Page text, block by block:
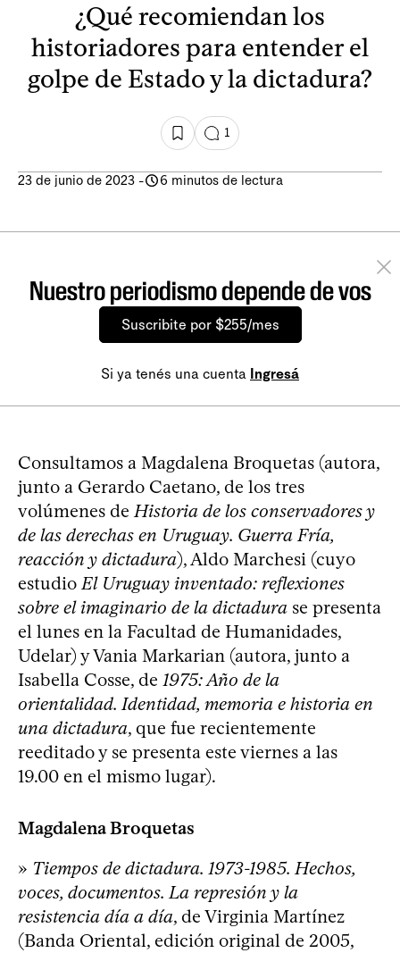
¿Qué recomiendan los
historiadores para entender el
golpe de Estado y la dictadura?
1
23 de junio de 2023 - 6 minutos de lectura
Nuestro periodismo depende de vos
Suscribite por $255/mes
Si ya tenés una cuenta Ingresá
Consultamos a Magdalena Broquetas (autora,
junto a Gerardo Caetano, de los tres
volúmenes deHistoria de los conservadores y
de las derechas en Uruguay. Guerra Fría,
reacción y dictadura), Aldo Marchesi (cuyo
estudioEl Uruguay inventado: reflexiones
sobre el imaginario de la dictadura se presenta
el lunes en la Facultad de Humanidades,
Udelar) y Vania Markarian (autora, junto a
Isabella Cosse, de 1975: Año de la
orientalidad. Identidad, memoria e historia en
una dictadura, que fue recientemente
reeditado y se presenta este viernes a las
19.00 en el mismo lugar).
Magdalena Broquetas
» Tiempos de dictadura. 1973-1985. Hechos,
voces, documentos. La represión y la
resistencia día a día, de Virginia Martínez
(Banda Oriental, edición original de 2005,